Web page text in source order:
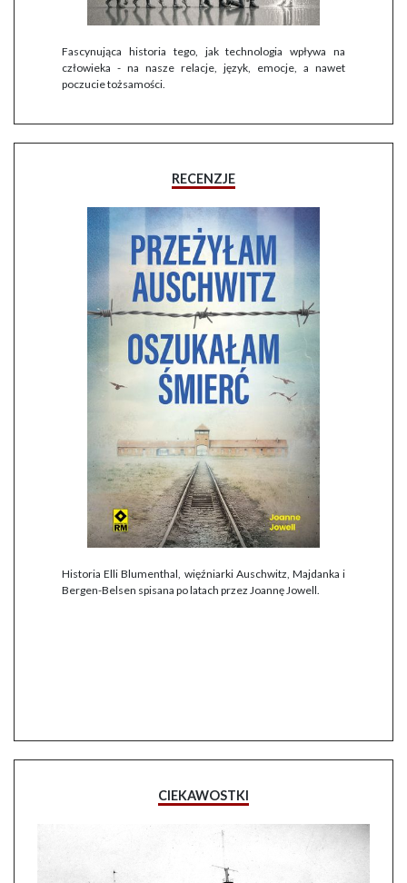
Fascynująca historia tego, jak technologia wpływa na
człowieka - na nasze relacje, język, emocje, a nawet
poczucie tożsamości.
RECENZJE
Historia Elli Blumenthal, więźniarki Auschwitz, Majdanka i
Bergen-Belsen spisana po latach przez Joannę Jowell.
CIEKAWOSTKI